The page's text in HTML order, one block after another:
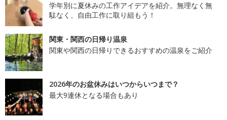
学年別に夏休みの工作アイデアを紹介。無理なく無
駄なく、自由工作に取り組もう！
関東・関西の日帰り温泉
関東や関西の日帰りできるおすすめの温泉をご紹介
2026年のお盆休みはいつからいつまで？
最大9連休となる場合もあり